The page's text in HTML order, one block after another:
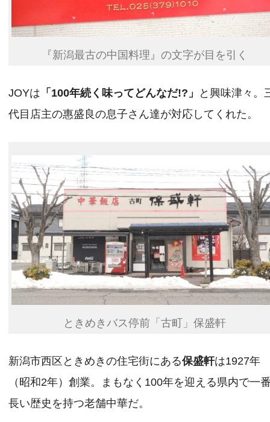
『新潟最古の中国料理』の文字が目を引く
JOYは 「100年続く味ってどんなだ!?」
と興味津々。
代目店主の惠盛良の息子さん達が対応してくれた。
ときめきバス停前「古町」保盛軒
新潟市西区ときめきの住宅街にある保盛軒は1927年
（昭和2年）創業。まもなく100年を迎える県内で一
長い歴史を持つ老舗中華だ。